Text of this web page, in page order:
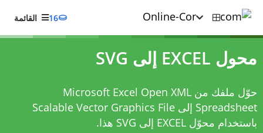
16 القائمة
محول EXCEL إلى SVG
حوّل ملفك من Microsoft Excel Open XML
Spreadsheet إلى Scalable Vector Graphics File
باستخدام محوّل EXCEL إلى SVG هذا.